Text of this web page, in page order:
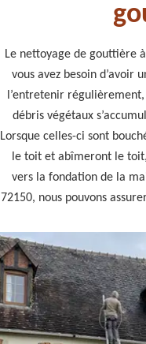
Le nettoyage de gouttière
vous avez besoin d’avoir
l’entretenir
débris végétaux
Lorsque celles-ci sont
le toit et abîmeront le
vers la fondation de la
72150, nous pouvons